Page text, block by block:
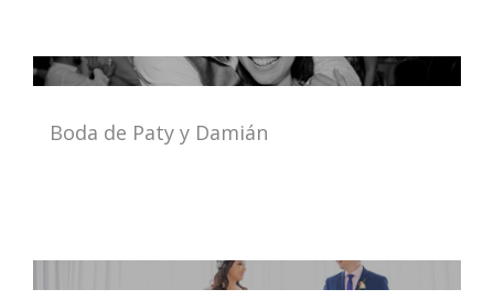
Boda de Paty y Damián